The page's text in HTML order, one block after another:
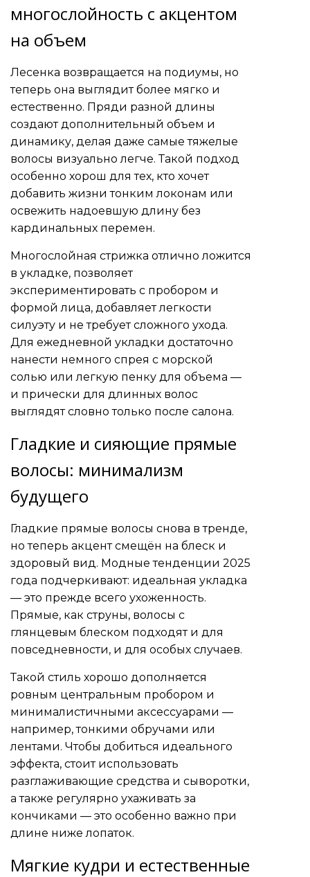
многослойность с акцентом
на объем
Лесенка возвращается на подиумы, но
теперь она выглядит более мягко и
естественно. Пряди разной длины
создают дополнительный объем и
динамику, делая даже самые тяжелые
волосы визуально легче. Такой подход
особенно хорош для тех, кто хочет
добавить жизни тонким локонам или
освежить надоевшую длину без
кардинальных перемен.
Многослойная стрижка отлично ложится
в укладке, позволяет
экспериментировать с пробором и
формой лица, добавляет легкости
силуэту и не требует сложного ухода.
Для ежедневной укладки достаточно
нанести немного спрея с морской
солью или легкую пенку для объема —
и прически для длинных волос
выглядят словно только после салона.
Гладкие и сияющие прямые
волосы: минимализм
будущего
Гладкие прямые волосы снова в тренде,
но теперь акцент смещён на блеск и
здоровый вид. Модные тенденции 2025
года подчеркивают: идеальная укладка
— это прежде всего ухоженность.
Прямые, как струны, волосы с
глянцевым блеском подходят и для
повседневности, и для особых случаев.
Такой стиль хорошо дополняется
ровным центральным пробором и
минималистичными аксессуарами —
например, тонкими обручами или
лентами. Чтобы добиться идеального
эффекта, стоит использовать
разглаживающие средства и сыворотки,
а также регулярно ухаживать за
кончиками — это особенно важно при
длине ниже лопаток.
Мягкие кудри и естественные